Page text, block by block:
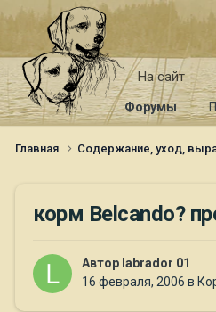
На сайт
Форумы
Главная Содержание, уход,
корм Belcando?
Автор labrador 01
16 февраля, 2006 в